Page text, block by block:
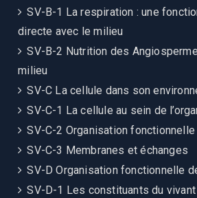
SV-B-1 La respiration : une
directe avec le milieu
SV-B-2 Nutrition des
milieu
SV-C La cellule dans son
SV-C-1 La cellule au sein de
SV-C-2 Organisation
SV-C-3 Membranes et échanges
SV-D Organisation fonctionnelle
SV-D-1 Les constituants du vivant